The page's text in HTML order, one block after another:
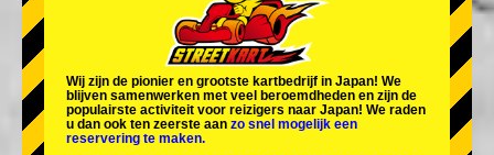
Tokio Shinagawa Tokio Akihabara#1
Tokio Akihabara#2
Tokio Shibuya Annex Tokio Baai
Tokio Asakusa Osaka
Wij zijn de pionier en grootste kartbedrijf in Japan! We
blijven samenwerken met veel beroemdheden en zijn de
populairste activiteit voor reizigers naar Japan! We raden
u dan ook ten zeerste aan zo snel mogelijk een
reservering te maken.